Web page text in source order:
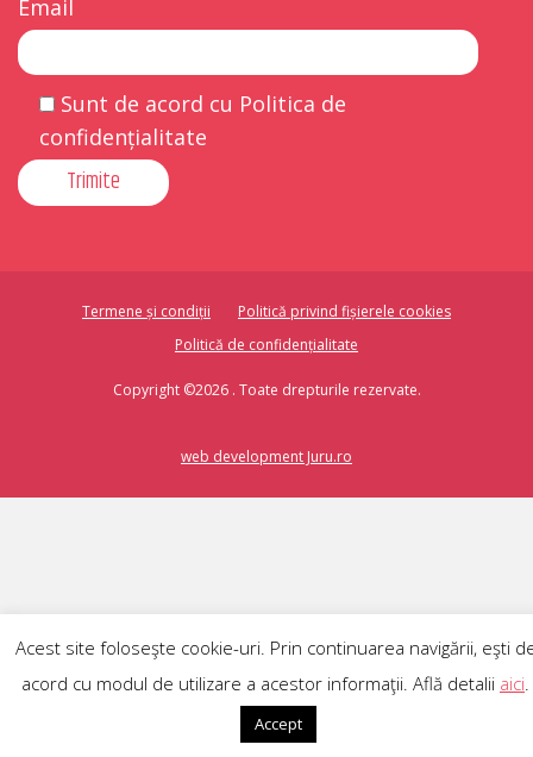
Email
Sunt de acord cu Politica de
confidențialitate
Termene și condiții
Politică privind fișierele cookies
Politică de confidențialitate
Copyright ©2026 . Toate drepturile rezervate.
web development Juru.ro
Acest site foloseşte cookie-uri. Prin continuarea navigării, eşti
acord cu modul de utilizare a acestor informaţii. Află detalii aici.
Accept
RO